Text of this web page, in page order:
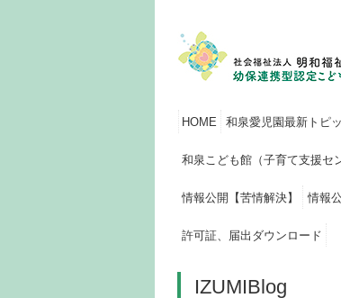
HOME 和泉愛児園最新トピ
和泉こども館（子育て支援セ
情報公開【苦情解決】 情報
許可証、届出ダウンロード
IZUMIBlog